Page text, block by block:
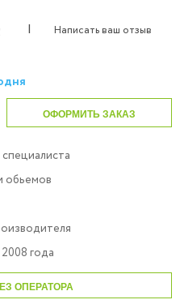
| Написать ваш отзыв
ОФОРМИТЬ ЗАКАЗ
обьемов
года
ОПЕРАТОРА